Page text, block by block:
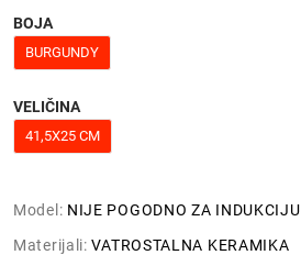
BOJA
BURGUNDY
VELIČINA
41,5X25 CM
Model: NIJE POGODNO ZA INDUKCIJU
Materijali: VATROSTALNA KERAMIKA